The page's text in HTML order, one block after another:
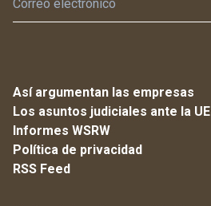
Así argumentan las empresas
Los asuntos judiciales ante la UE
Informes WSRW
Política de privacidad
RSS Feed